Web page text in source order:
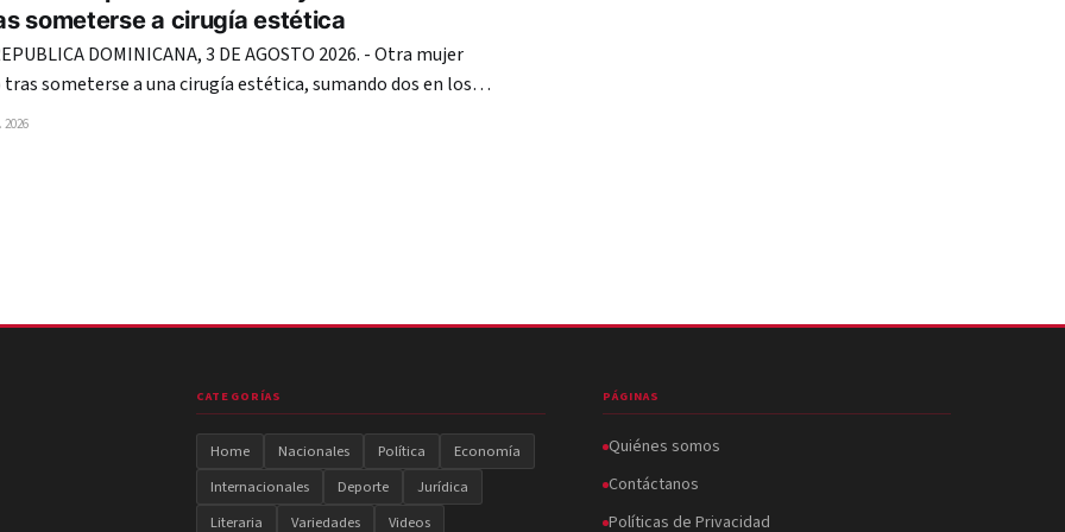
someterse a cirugía estética
DOMINICANA, 3 DE AGOSTO 2026. - Otra mujer
someterse a una cirugía estética, sumando dos en los
Domingo, lo que vuelve a encender las alarmas en el
2026
CATEGORÍAS
Home Nacionales Política
Economía
Internacionales
Deporte
Jurídica
Literaria
Variedades Videos
PÁGINAS
Quiénes somos
Contáctanos
Políticas de Privacidad